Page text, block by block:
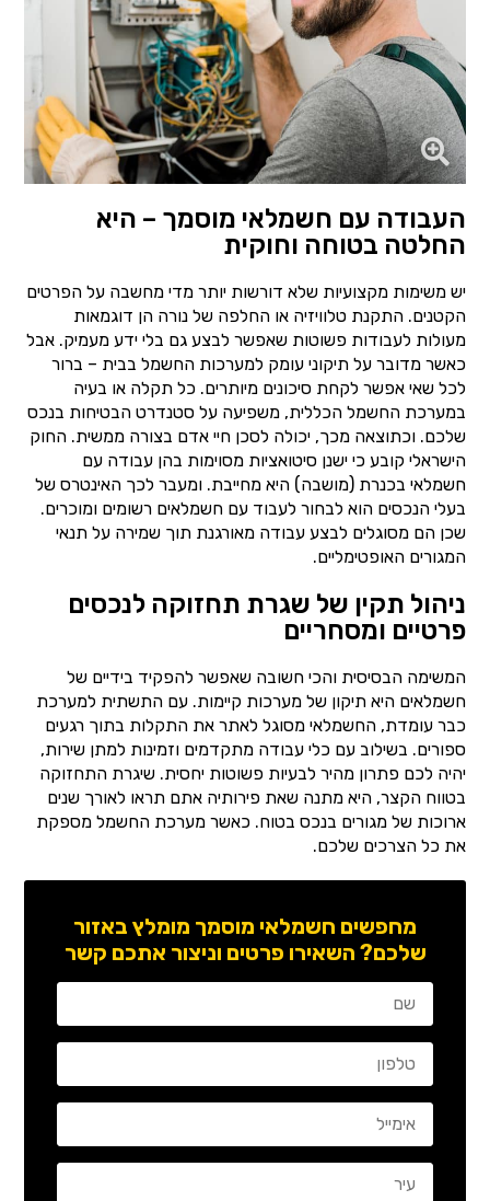
העבודה עם חשמלאי מוסמך – היא
החלטה בטוחה וחוקית
יש משימות מקצועיות שלא דורשות יותר מדי מחשבה על הפרטים
הקטנים. התקנת טלוויזיה או החלפה של נורה הן דוגמאות
מעולות לעבודות פשוטות שאפשר לבצע גם בלי ידע מעמיק. אבל
כאשר מדובר על תיקוני עומק למערכות החשמל בבית – ברור
לכל שאי אפשר לקחת סיכונים מיותרים. כל תקלה או בעיה
במערכת החשמל הכללית, משפיעה על סטנדרט הבטיחות בנכס
שלכם. וכתוצאה מכך, יכולה לסכן חיי אדם בצורה ממשית. החוק
הישראלי קובע כי ישנן סיטואציות מסוימות בהן עבודה עם
חשמלאי בכנרת (מושבה) היא מחייבת. ומעבר לכך האינטרס של
בעלי הנכסים הוא לבחור לעבוד עם חשמלאים רשומים ומוכרים.
שכן הם מסוגלים לבצע עבודה מאורגנת תוך שמירה על תנאי
המגורים האופטימליים.
ניהול תקין של שגרת תחזוקה לנכסים
פרטיים ומסחריים
המשימה הבסיסית והכי חשובה שאפשר להפקיד בידיים של
חשמלאים היא תיקון של מערכות קיימות. עם התשתית למערכת
כבר עומדת, החשמלאי מסוגל לאתר את התקלות בתוך רגעים
ספורים. בשילוב עם כלי עבודה מתקדמים וזמינות למתן שירות,
יהיה לכם פתרון מהיר לבעיות פשוטות יחסית. שיגרת התחזוקה
בטווח הקצר, היא מתנה שאת פירותיה אתם תראו לאורך שנים
ארוכות של מגורים בנכס בטוח. כאשר מערכת החשמל מספקת
את כל הצרכים שלכם.
מחפשים חשמלאי מוסמך מומלץ באזור
שלכם? השאירו פרטים וניצור אתכם קשר